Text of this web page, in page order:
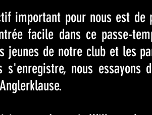
important pour nous est
facile dans ce passe-
jeunes de notre club et les
s'enregistre, nous